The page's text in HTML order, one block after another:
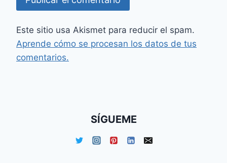
Este sitio usa Akismet para reducir el spam.
Aprende cómo se procesan los datos de tus
comentarios.
SÍGUEME